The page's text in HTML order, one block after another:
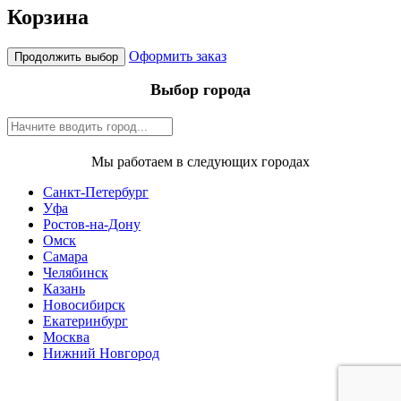
Корзина
Продолжить выбор Оформить заказ
Выбор города
Мы работаем в следующих городах
Санкт-Петербург
Уфа
Ростов-на-Дону
Омск
Самара
Челябинск
Казань
Новосибирск
Екатеринбург
Москва
Нижний Новгород